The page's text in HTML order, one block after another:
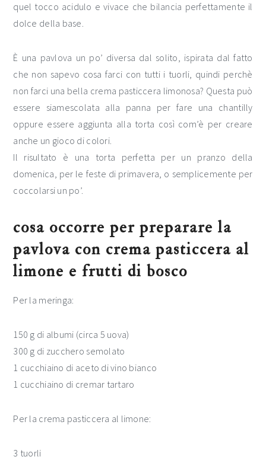
quel tocco acidulo e vivace che bilancia perfettamente il
dolce della base.
È una pavlova un po’ diversa dal solito, ispirata dal fatto
che non sapevo cosa farci con tutti i tuorli, quindi perchè
non farci una bella crema pasticcera limonosa? Questa può
essere siamescolata alla panna per fare una chantilly
oppure essere aggiunta alla torta così com’è per creare
anche un gioco di colori.
Il risultato è una torta perfetta per un pranzo della
domenica, per le feste di primavera, o semplicemente per
coccolarsi un po’.
cosa occorre per preparare la
pavlova con crema pasticcera al
limone e frutti di bosco
Per la meringa:
150 g di albumi (circa 5 uova)
300 g di zucchero semolato
1 cucchiaino di aceto di vino bianco
1 cucchiaino di cremar tartaro
Per la crema pasticcera al limone:
3 tuorli